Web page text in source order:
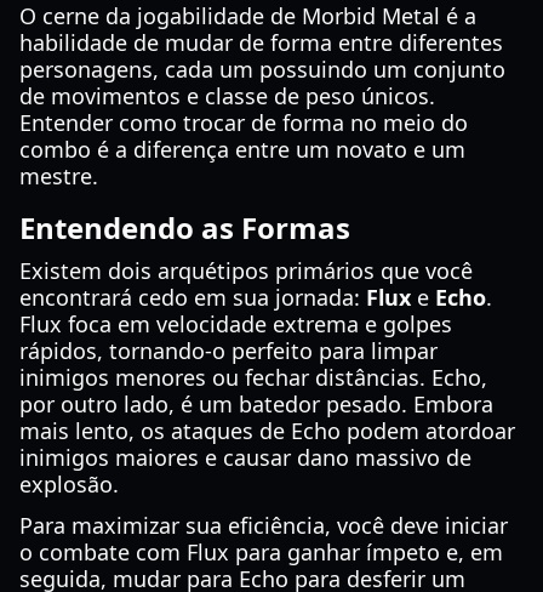
O cerne da jogabilidade de Morbid Metal é a
habilidade de mudar de forma entre diferentes
personagens, cada um possuindo um conjunto
de movimentos e classe de peso únicos.
Entender como trocar de forma no meio do
combo é a diferença entre um novato e um
mestre.
Entendendo as Formas
Existem dois arquétipos primários que você
encontrará cedo em sua jornada: Flux e Echo.
Flux foca em velocidade extrema e golpes
rápidos, tornando-o perfeito para limpar
inimigos menores ou fechar distâncias. Echo,
por outro lado, é um batedor pesado. Embora
mais lento, os ataques de Echo podem atordoar
inimigos maiores e causar dano massivo de
explosão.
Para maximizar sua eficiência, você deve iniciar
o combate com Flux para ganhar ímpeto e, em
seguida, mudar para Echo para desferir um